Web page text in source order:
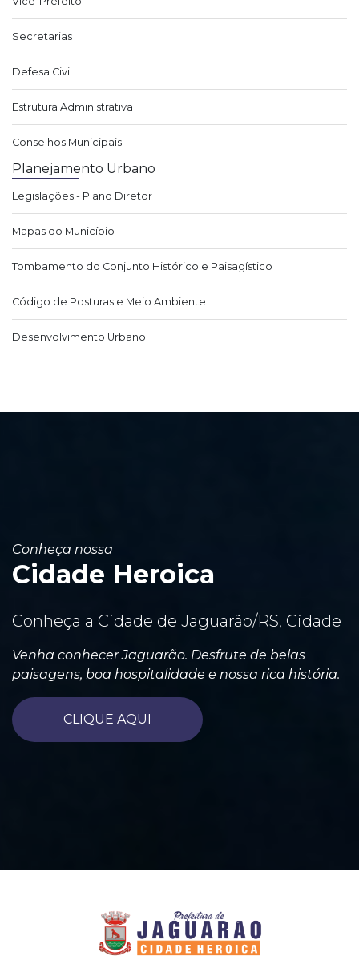
Secretarias
Defesa Civil
Estrutura Administrativa
Conselhos Municipais
Planejamento Urbano
Legislações - Plano Diretor
Mapas do Município
Tombamento do Conjunto Histórico e Paisagístico
Código de Posturas e Meio Ambiente
Desenvolvimento Urbano
Conheça nossa
Cidade Heroica
Conheça a Cidade de Jaguarão/RS, Cidade
Venha conhecer Jaguarão. Desfrute de belas
paisagens, boa hospitalidade e nossa rica história.
CLIQUE AQUI